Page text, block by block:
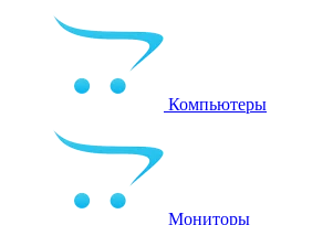
Компьютеры
Мониторы